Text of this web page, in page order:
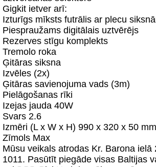
Gigkit ietver arī:
Izturīgs mīksts futrālis ar plecu
Piespraužams digitālais uztvērējs
Rezerves stīgu komplekts
Tremolo roka
Ģitāras siksna
Izvēles (2x)
Ģitāras savienojuma vads (3m)
Pielāgošanas rīki
Izejas jauda 40W
Svars 2.6
Izmēri (L x W x H) 990 x 320 x 50
Zīmols Max
Mūsu veikals atrodas Kr. Barona ielā
1011. Pasūtīt piegāde visas Baltijas